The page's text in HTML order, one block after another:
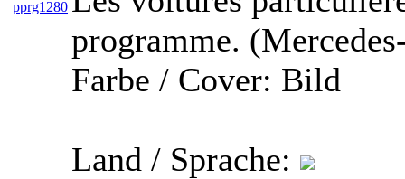
programme.
Farbe / Cover: Bild
Land / Sprache: